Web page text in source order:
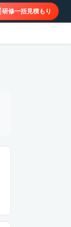
研修一括見積もり